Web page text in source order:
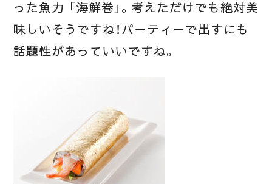
った魚力 「海鮮巻」。考えただけでも絶対美
味しいそうですね！パーティーで出すにも
話題性があっていいですね。